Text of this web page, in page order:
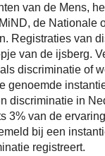
van de Mens,
de Nationale
Registraties van
van de ijsberg.
discriminatie of
genoemde
discriminatie in
3% van de
bij een
registreert.